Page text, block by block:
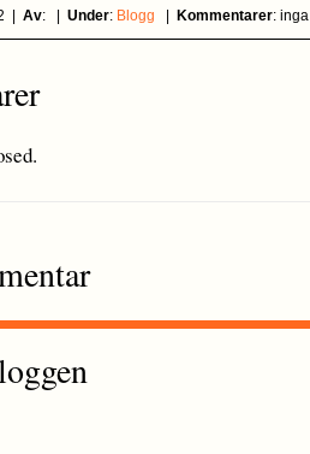
| Av: | Under: Blogg Kommentarer: inga